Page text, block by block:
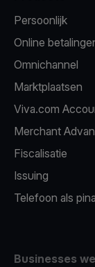
Persoonlijk
Online
Omnichannel
Marktplaatsen
Viva.com
Merchant
Fiscalisatie
Issuing
Telefoon als
Businesses